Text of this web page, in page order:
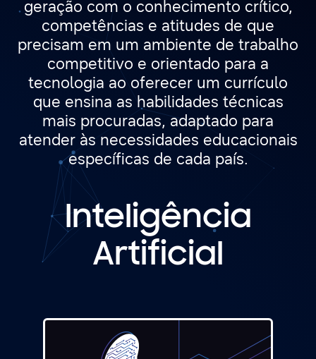
geração com o conhecimento crítico,
competências e atitudes de que
precisam em um ambiente de trabalho
competitivo e orientado para a
tecnologia ao oferecer um currículo
que ensina as habilidades técnicas
mais procuradas, adaptado para
atender às necessidades educacionais
específicas de cada país.
Inteligência
Artificial